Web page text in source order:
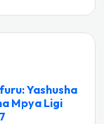
Yashusha
Mpya Ligi